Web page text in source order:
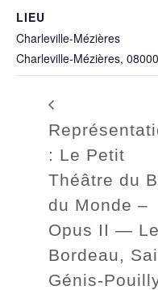
LIEU
Charleville-Mézières
Charleville-Mézières, 08000
: Le Petit
Théâtre du
du Monde –
Opus II — Le
Bordeau,
Génis-